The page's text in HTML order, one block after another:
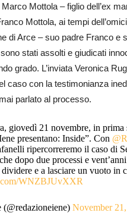
Mottola – figlio dell’ex
Mottola, ai tempi
di Arce – suo padre Franco e
stati assolti e giudicati
grado. L’inviata Veronica
caso con la testimonianza
parlato al processo.
giovedì 21 novembre, in prima
presentano: Inside”. Con
ripercorreremo il caso di
dopo due processi e
dividere e a lasciare un vuoto in
WNZBJUvXXR
November